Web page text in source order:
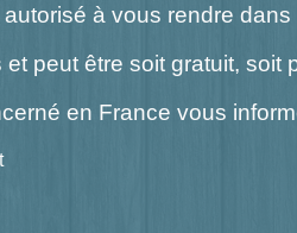
à vous rendre
peut être soit gratuit, soit
en France vous